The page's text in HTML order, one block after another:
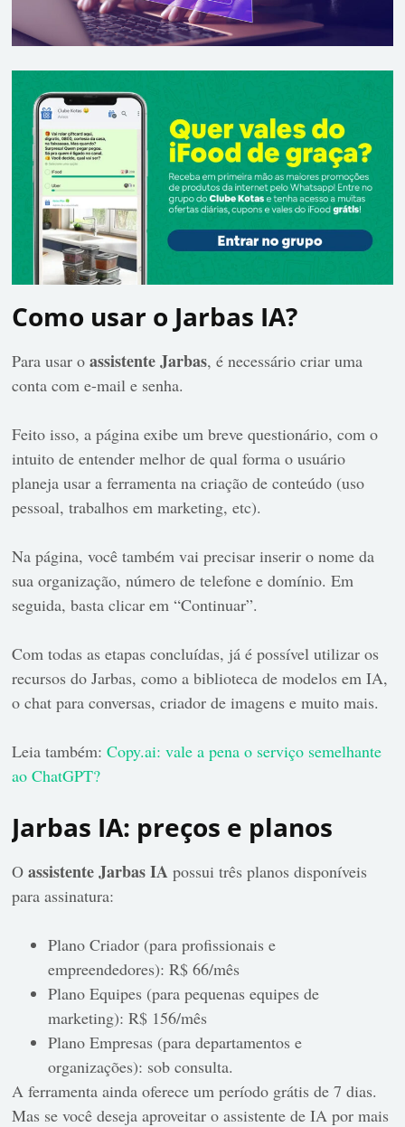
Como usar o Jarbas IA?
Para usar oassistente Jarbas, é necessário criar uma
conta com e-mail e senha.
Feito isso, a página exibe um breve questionário, com o
intuito de entender melhor de qual forma o usuário
planeja usar a ferramenta na criação de conteúdo (uso
pessoal, trabalhos em marketing, etc).
Na página, você também vai precisar inserir o nome da
sua organização, número de telefone e domínio. Em
seguida, basta clicar em “Continuar”.
Com todas as etapas concluídas, já é possível utilizar os
recursos do Jarbas, como a biblioteca de modelos em IA,
o chat para conversas, criador de imagens e muito mais.
Leia também:Copy.ai: vale a pena o serviço semelhante
ao ChatGPT?
Jarbas IA: preços e planos
Oassistente Jarbas IA possui três planos disponíveis
para assinatura:
Plano Criador (para profissionais e
empreendedores): R$ 66/mês
Plano Equipes (para pequenas equipes de
marketing): R$ 156/mês
Plano Empresas (para departamentos e
organizações): sob consulta.
A ferramenta ainda oferece um período grátis de 7 dias.
Mas se você deseja aproveitar o assistente de IA por mais